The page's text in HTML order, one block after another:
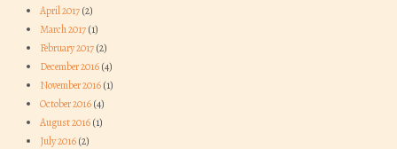
April 2017(2)
March 2017(1)
February 2017(2)
December 2016(4)
November 2016(1)
October 2016(4)
August 2016(1)
July 2016(2)